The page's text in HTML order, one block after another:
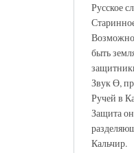
Русское
быть
Звук Ө,
Ручей в
Защита
Кальчир.